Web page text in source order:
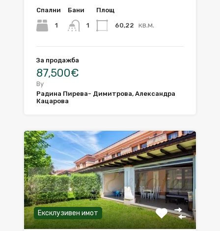
Спални
1
Бани
1
Площ
60,22 кв.м.
За продажба
87,500€
By
Радина Пирева- Димитрова, Александра
Кацарова
Ексклузивен имот